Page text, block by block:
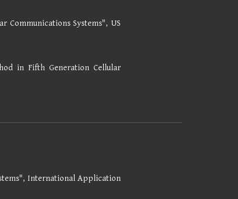
Communications Systems", US
in Fifth Generation Cellular
International Application